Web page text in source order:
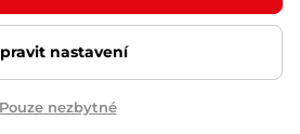
Moto přilba Cassida Orbit StriX
červená/zelená/šedá/bílá/
černá
Integrálka se sluneční clonou,
propracovaným ventilačním
nastavení
Pouze nezbytné